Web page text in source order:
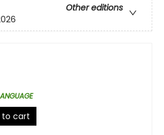
Other editions
to cart